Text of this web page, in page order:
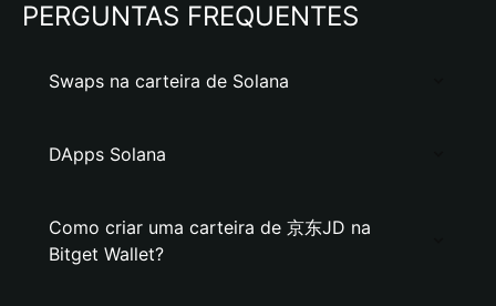
PERGUNTAS FREQUENTES
Swaps na carteira de Solana
DApps Solana
Como criar uma carteira de 京东JD na
Bitget Wallet?